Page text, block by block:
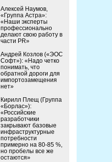
Алексей Наумов,
«Группа Астра»:
«Наши эксперты
профессионально
делают свою работу в
части PR»
Андрей Козлов («ЭОС
Софт»): «Надо четко
понимать, что
обратной дороги для
импортозамещения
нет»
Кирилл Плещ (Группа
«Борлас»):
«Российские
разработчики
закрывают базовые
инфраструктурные
потребности
примерно на 80-85 %,
но пробелы все же
остаются»